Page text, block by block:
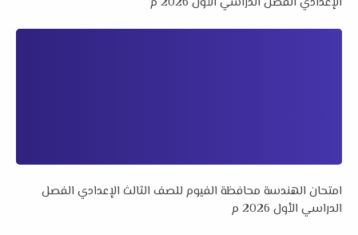
امتحان الهندسة محافظة الفيوم للصف الثالث الإعدادي الفصل
الدراسي الأول 2026 م